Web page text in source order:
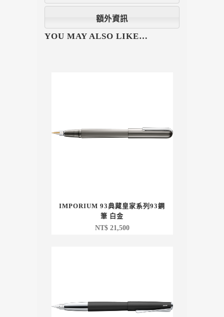
額外資訊
YOU MAY ALSO LIKE…
IMPORIUM 93典藏皇家系列93鋼
筆 白金
NT$21,500